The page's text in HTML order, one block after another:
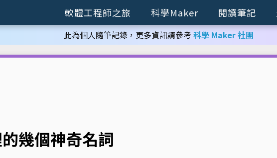
軟體工程師之旅 科學Maker 閱讀筆記
此為個人隨筆記錄，更多資訊請參考科學 Maker 社團
幾個神奇名詞